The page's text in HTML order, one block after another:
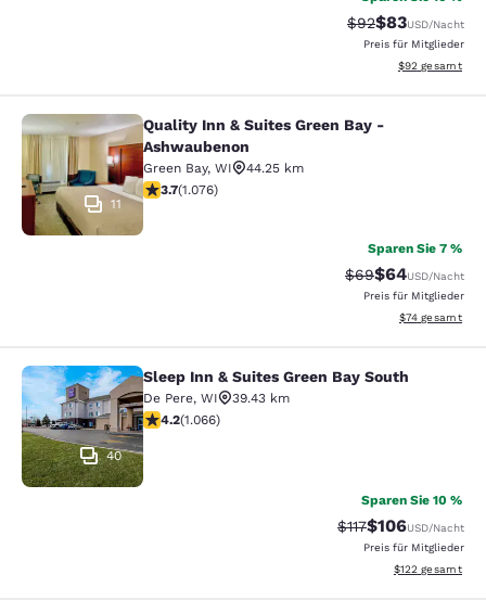
$92Vergünstigter
$83USD/Nacht
Preis für Mitglieder
Geschätzte
$92 gesamt
Quality Inn & Suites Green Bay -
11
Quality Inn & Suites Green Bay -
Ashwaubenon
Green Bay, WI
44.25 km
3.66-Sterne-Bewertung. Gut. 1076 Bewertungen
3.7(1.076)
Sparen Sie 7 %
Durchgestrichener
$69Vergünstigter
$64USD/Nacht
Preis für Mitglieder
Geschätzte
$74 gesamt
Sleep Inn & Suites Green Bay South
40
Sleep Inn & Suites Green Bay South
De Pere, WI
39.43 km
4.2-Sterne-Bewertung. Hervorragend. 1066
4.2(1.066)
Sparen Sie 10 %
Durchgestrichener
$117Vergünstigter
$106USD/Nacht
Preis für Mitglieder
Geschätzte
$122 gesamt